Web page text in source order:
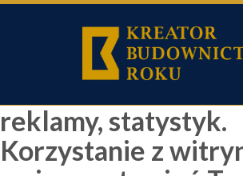
Używamy cookies i
podobnych
w celach
reklamy, statystyk.
Korzystanie z